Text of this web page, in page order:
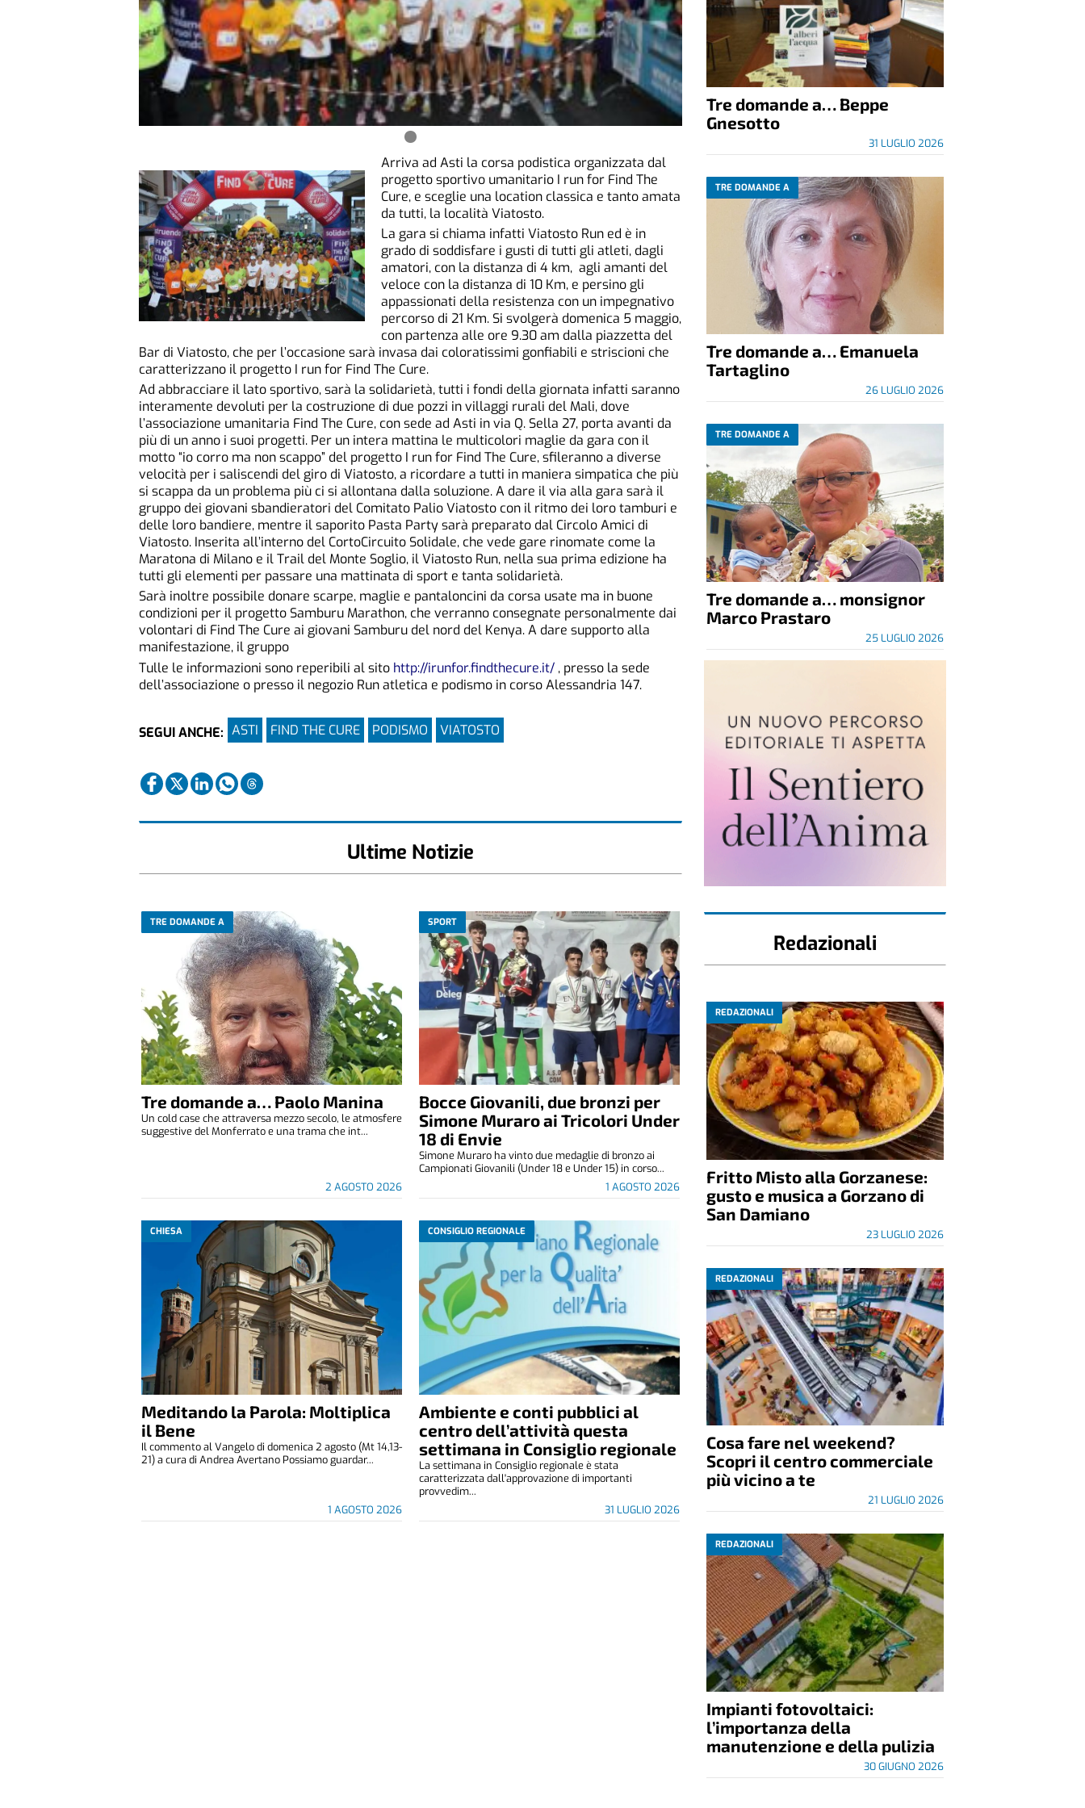
Arriva ad Asti la corsa podistica organizzata dal
progetto sportivo umanitario I run for Find The
Cure, e sceglie una location classica e tanto amata
da tutti, la località Viatosto.
La gara si chiama infatti Viatosto Run ed è in
grado di soddisfare i gusti di tutti gli atleti, dagli
amatori, con la distanza di 4 km, agli amanti del
veloce con la distanza di 10 Km, e persino gli
appassionati della resistenza con un impegnativo
percorso di 21 Km. Si svolgerà domenica 5 maggio,
con partenza alle ore 9.30 am dalla piazzetta del
Bar di Viatosto, che per l’occasione sarà invasa dai coloratissimi gonfiabili e striscioni che
caratterizzano il progetto I run for Find The Cure.
Ad abbracciare il lato sportivo, sarà la solidarietà, tutti i fondi della giornata infatti saranno
interamente devoluti per la costruzione di due pozzi in villaggi rurali del Mali, dove
l’associazione umanitaria Find The Cure, con sede ad Asti in via Q. Sella 27, porta avanti da
più di un anno i suoi progetti. Per un intera mattina le multicolori maglie da gara con il
motto “io corro ma non scappo” del progetto I run for Find The Cure, sfileranno a diverse
velocità per i saliscendi del giro di Viatosto, a ricordare a tutti in maniera simpatica che più
si scappa da un problema più ci si allontana dalla soluzione. A dare il via alla gara sarà il
gruppo dei giovani sbandieratori del Comitato Palio Viatosto con il ritmo dei loro tamburi e
delle loro bandiere, mentre il saporito Pasta Party sarà preparato dal Circolo Amici di
Viatosto. Inserita all’interno del CortoCircuito Solidale, che vede gare rinomate come la
Maratona di Milano e il Trail del Monte Soglio, il Viatosto Run, nella sua prima edizione ha
tutti gli elementi per passare una mattinata di sport e tanta solidarietà.
Sarà inoltre possibile donare scarpe, maglie e pantaloncini da corsa usate ma in buone
condizioni per il progetto Samburu Marathon, che verranno consegnate personalmente dai
volontari di Find The Cure ai giovani Samburu del nord del Kenya. A dare supporto alla
manifestazione, il gruppo
Tulle le informazioni sono reperibili al sito http://irunfor.findthecure.it/ , presso la sede
dell’associazione o presso il negozio Run atletica e podismo in corso Alessandria 147.
SEGUI ANCHE: ASTI FIND THE CURE PODISMO VIATOSTO
Ultime Notizie
TRE DOMANDE A
Tre domande a… Paolo Manina
2 AGOSTO 2026
Un cold case che attraversa mezzo secolo, le atmosfere
suggestive del Monferrato e una trama che int...
SPORT
Bocce Giovanili, due bronzi per
Simone Muraro ai Tricolori Under
18 di Envie
1 AGOSTO 2026
Simone Muraro ha vinto due medaglie di bronzo ai
Campionati Giovanili (Under 18 e Under 15) in corso...
CHIESA
Meditando la Parola: Moltiplica
il Bene
1 AGOSTO 2026
Il commento al Vangelo di domenica 2 agosto (Mt 14,13-
21) a cura di Andrea Avertano Possiamo guardar...
CONSIGLIO REGIONALE
Ambiente e conti pubblici al
centro dell’attività questa
settimana in Consiglio regionale
31 LUGLIO 2026
La settimana in Consiglio regionale è stata
caratterizzata dall'approvazione di importanti
provvedim...
Tre domande a… Beppe
Gnesotto
31 LUGLIO 2026
TRE DOMANDE A
Tre domande a… Emanuela
Tartaglino
26 LUGLIO 2026
TRE DOMANDE A
Tre domande a… monsignor
Marco Prastaro
25 LUGLIO 2026
Redazionali
REDAZIONALI
Fritto Misto alla Gorzanese:
gusto e musica a Gorzano di
San Damiano
23 LUGLIO 2026
REDAZIONALI
Cosa fare nel weekend?
Scopri il centro commerciale
più vicino a te
21 LUGLIO 2026
REDAZIONALI
Impianti fotovoltaici:
l’importanza della
manutenzione e della pulizia
30 GIUGNO 2026